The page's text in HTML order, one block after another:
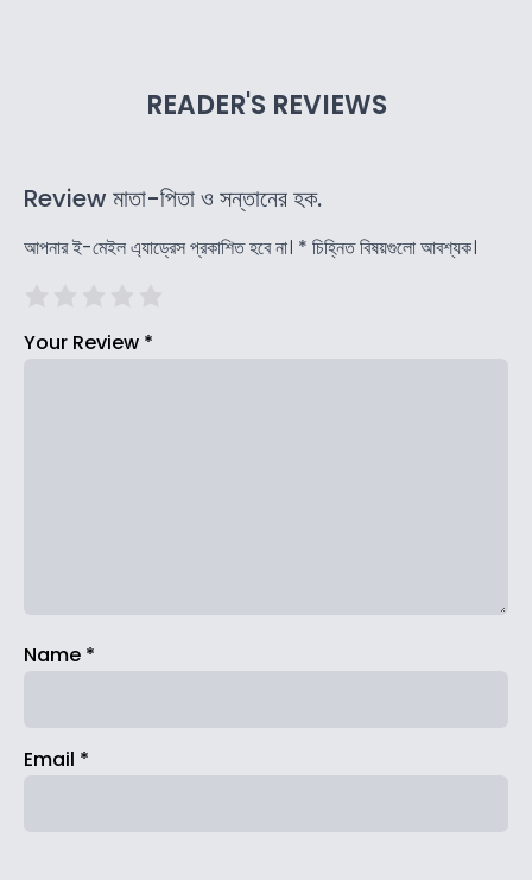
READER'S REVIEWS
Review মাতা-পিতা ও সন্তানের হক.
আপনার ই-মেইল এ্যাড্রেস প্রকাশিত হবে না। * চিহ্নিত বিষয়গুলো আবশ্যক।
Your Review *
Name *
Email *